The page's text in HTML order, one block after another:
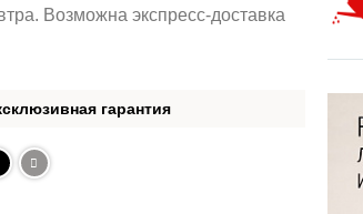
Возможна экспресс-доставка
гарантия